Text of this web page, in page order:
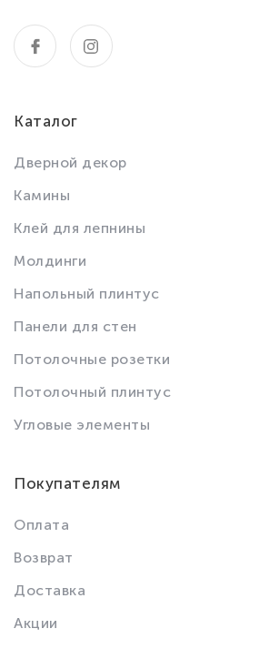
Каталог
Дверной декор
Камины
Клей для лепнины
Молдинги
Напольный плинтус
Панели для стен
Потолочные розетки
Потолочный плинтус
Угловые элементы
Покупателям
Оплата
Возврат
Доставка
Акции